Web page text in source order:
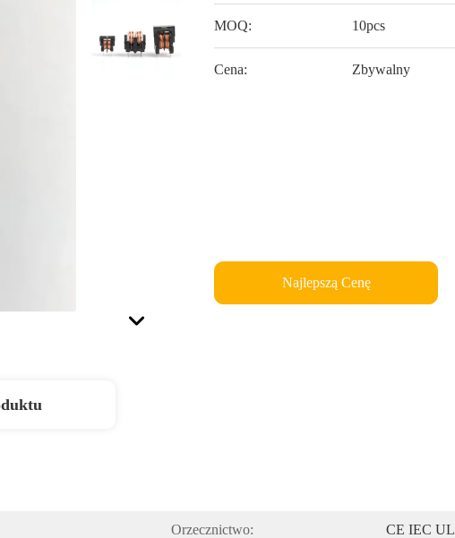
MOQ: 10pcs
Cena: Zbywalny
Najlepszą Cenę
Orzecznictwo: CE IEC UL